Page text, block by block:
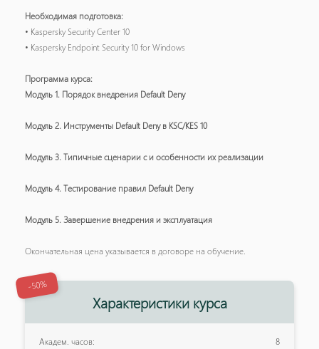
Необходимая подготовка:
• Kaspersky Security Center 10
• Kaspersky Endpoint Security 10 for Windows
Программа курса:
Модуль 1. Порядок внедрения Default Deny
Модуль 2. Инструменты Default Deny в KSC/KES 10
Модуль 3. Типичные сценарии с и особенности их реализации
Модуль 4. Тестирование правил Default Deny
Модуль 5. Завершение внедрения и эксплуатация
Окончательная цена указывается в договоре на обучение.
-50%
Характеристики курса
Академ. часов: 8